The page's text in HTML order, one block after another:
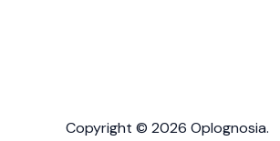
Copyright © 2026 Oplognosia.